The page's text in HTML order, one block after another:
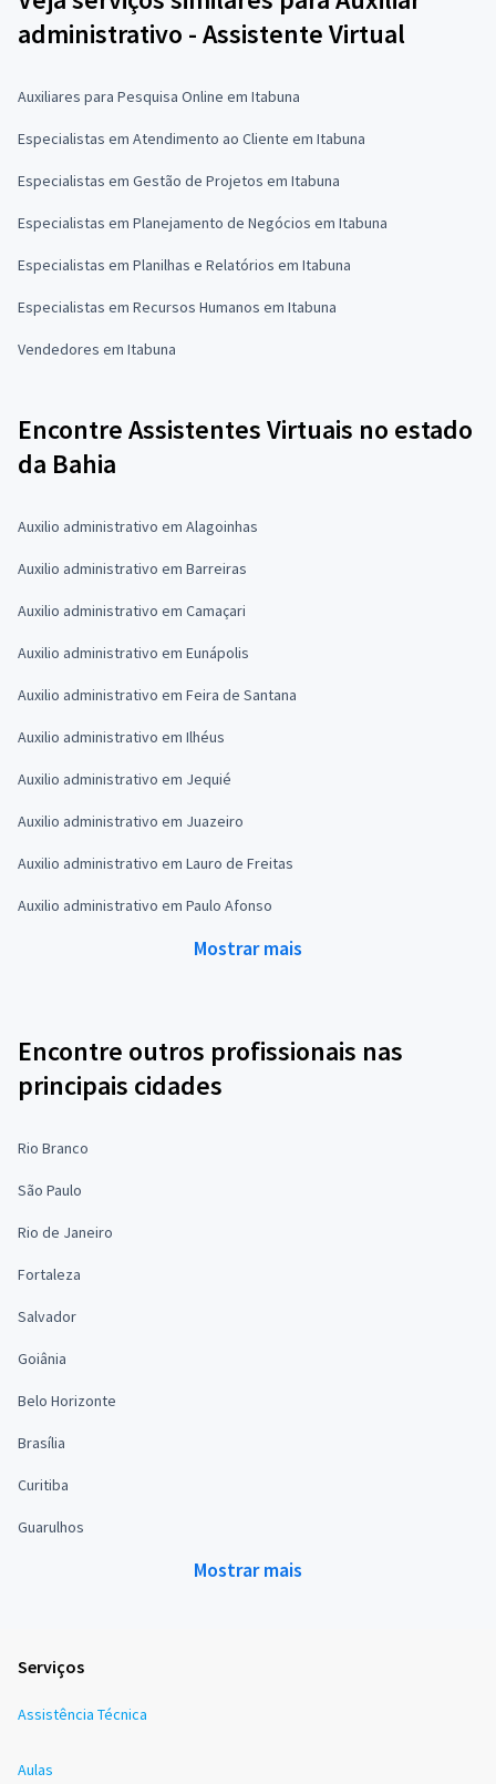
administrativo - Assistente Virtual
Auxiliares para Pesquisa Online em Itabuna
Especialistas em Atendimento ao Cliente em Itabuna
Especialistas em Gestão de Projetos em Itabuna
Especialistas em Planejamento de Negócios em Itabuna
Especialistas em Planilhas e Relatórios em Itabuna
Especialistas em Recursos Humanos em Itabuna
Vendedores em Itabuna
Encontre Assistentes Virtuais no estado
da Bahia
Auxilio administrativo em Alagoinhas
Auxilio administrativo em Barreiras
Auxilio administrativo em Camaçari
Auxilio administrativo em Eunápolis
Auxilio administrativo em Feira de Santana
Auxilio administrativo em Ilhéus
Auxilio administrativo em Jequié
Auxilio administrativo em Juazeiro
Auxilio administrativo em Lauro de Freitas
Auxilio administrativo em Paulo Afonso
Mostrar mais
Encontre outros profissionais nas
principais cidades
Rio Branco
São Paulo
Rio de Janeiro
Fortaleza
Salvador
Goiânia
Belo Horizonte
Brasília
Curitiba
Guarulhos
Mostrar mais
Serviços
Assistência Técnica
Aulas